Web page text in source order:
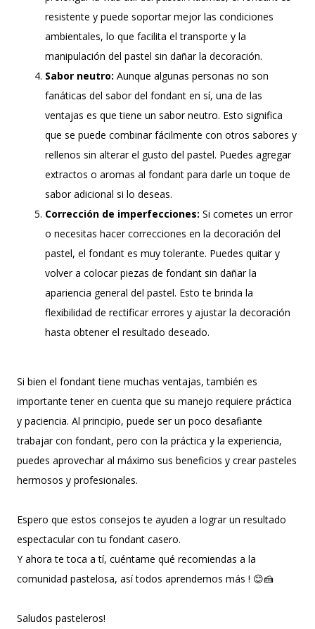
resistente y puede soportar mejor las condiciones
ambientales, lo que facilita el transporte y la
manipulación del pastel sin dañar la decoración.
Sabor neutro: Aunque algunas personas no son
fanáticas del sabor del fondant en sí, una de las
ventajas es que tiene un sabor neutro. Esto significa
que se puede combinar fácilmente con otros sabores y
rellenos sin alterar el gusto del pastel. Puedes agregar
extractos o aromas al fondant para darle un toque de
sabor adicional si lo deseas.
Corrección de imperfecciones: Si cometes un error
o necesitas hacer correcciones en la decoración del
pastel, el fondant es muy tolerante. Puedes quitar y
volver a colocar piezas de fondant sin dañar la
apariencia general del pastel. Esto te brinda la
flexibilidad de rectificar errores y ajustar la decoración
hasta obtener el resultado deseado.
Si bien el fondant tiene muchas ventajas, también es
importante tener en cuenta que su manejo requiere práctica
y paciencia. Al principio, puede ser un poco desafiante
trabajar con fondant, pero con la práctica y la experiencia,
puedes aprovechar al máximo sus beneficios y crear pasteles
hermosos y profesionales.
Espero que estos consejos te ayuden a lograr un resultado
espectacular con tu fondant casero.
Y ahora te toca a tí, cuéntame qué recomiendas a la
comunidad pastelosa, así todos aprendemos más ! 😊🍰
Saludos pasteleros!